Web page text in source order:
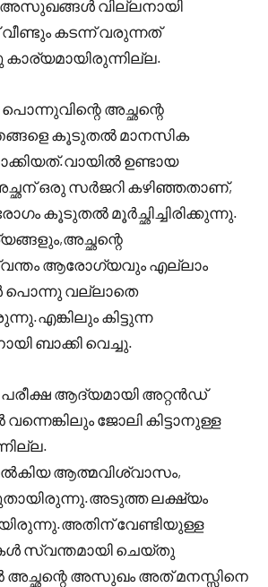
അസുഖങ്ങൾ വില്ലനായി
വീണ്ടും കടന്ന് വരുന്നത്
അച്ഛന്റെ
കൂടുതൽ മാനസിക
ഉണ്ടായ
ഒരു സർജറി കഴിഞ്ഞതാണ്,
കൂടുതൽ മൂർച്ഛിച്ചിരിക്കുന്നു.
ആരോഗ്യവും എല്ലാം
പൊന്നു വല്ലാതെ
കിട്ടുന്ന
ബാക്കി വെച്ചു.
പരീക്ഷ ആദ്യമായി അറ്റൻഡ്
ജോലി കിട്ടാനുള്ള
ആത്മവിശ്വാസം,
ലക്ഷ്യം
വേണ്ടിയുള്ള
സ്വന്തമായി ചെയ്തു
അച്ഛന്റെ അസുഖം അത് മനസ്സിനെ